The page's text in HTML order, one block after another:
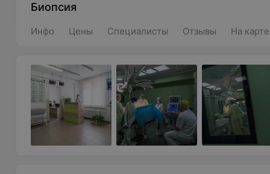
Биопсия
Инфо Цены Специалисты Отзывы На карте